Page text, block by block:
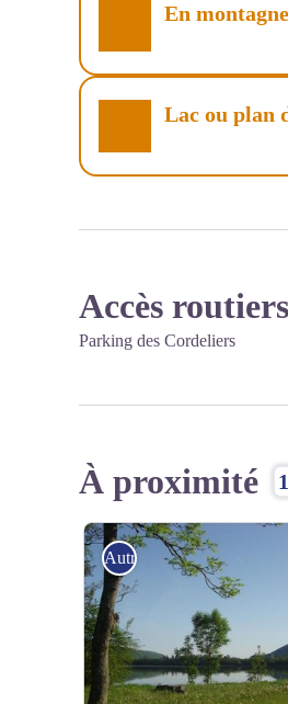
En montagne
Lac ou plan
Accès
Parking des Cordeliers
À proximité
Autres sites recommandés